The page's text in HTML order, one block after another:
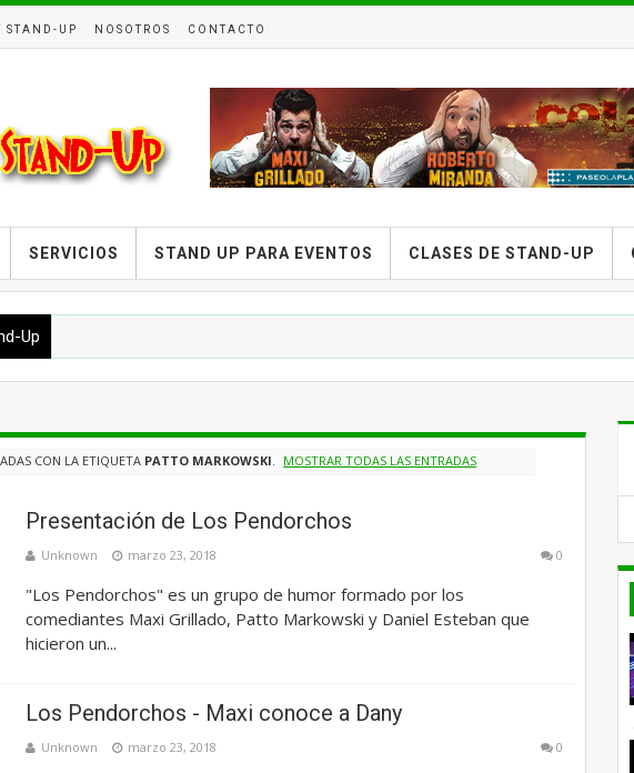
STAND-UP NOSOTROS CONTACTO
SERVICIOS STAND UP PARA EVENTOS CLASES DE STAND-UP
Up
CON LA ETIQUETA PATTO MARKOWSKI. MOSTRAR TODAS LAS ENTRADAS
Presentación de Los Pendorchos
Unknown marzo 23, 2018 0
"Los Pendorchos" es un grupo de humor formado por los
comediantes Maxi Grillado, Patto Markowski y Daniel Esteban que
hicieron un...
Los Pendorchos - Maxi conoce a Dany
Unknown marzo 23, 2018 0